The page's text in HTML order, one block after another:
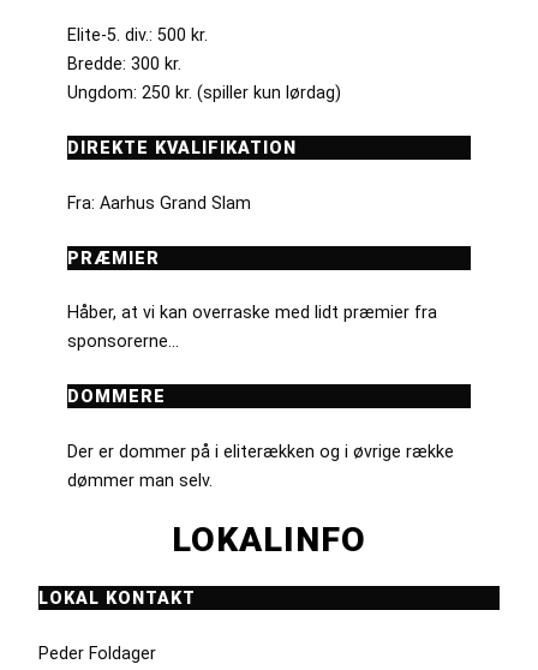
Elite-5. div.: 500 kr.
Bredde: 300 kr.
Ungdom: 250 kr. (spiller kun lørdag)
DIREKTE KVALIFIKATION
Fra: Aarhus Grand Slam
PRÆMIER
Håber, at vi kan overraske med lidt præmier fra
sponsorerne...
DOMMERE
Der er dommer på i eliterækken og i øvrige række
dømmer man selv.
LOKALINFO
LOKAL KONTAKT
Peder Foldager